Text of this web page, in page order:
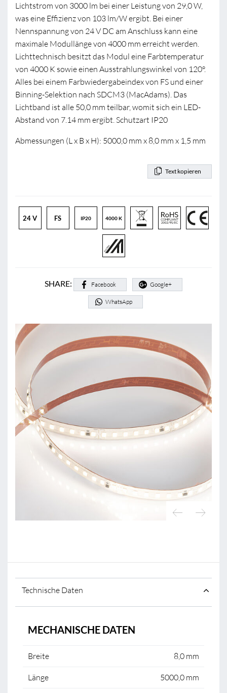
Lichtstrom von 3000 lm bei einer Leistung von 29,0 W,
was eine Effizienz von 103 lm/W ergibt. Bei einer
Nennspannung von 24 V DC am Anschluss kann eine
maximale Modullänge von 4000 mm erreicht werden.
Lichttechnisch besitzt das Modul eine Farbtemperatur
von 4000 K sowie einen Ausstrahlungswinkel von 120°.
Alles bei einem Farbwiedergabeindex von FS und einer
Binning-Selektion nach SDCM3 (MacAdams). Das
Lichtband ist alle 50,0 mm teilbar, womit sich ein LED-
Abstand von 7.14 mm ergibt. Schutzart IP20
Abmessungen (L x B x H): 5000,0 mm x 8,0 mm x 1,5 mm
Text kopieren
24 V FS IP20 4000 K
SHARE: Facebook Google+
WhatsApp
Technische Daten
MECHANISCHE DATEN
Breite 8,0 mm
Länge 5000,0 mm